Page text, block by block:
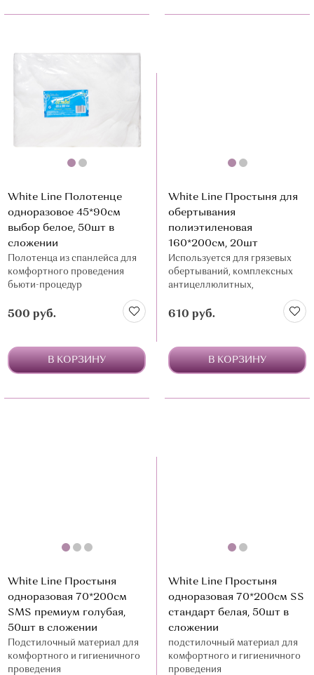
White Line Полотенце
одноразовое 45*90см
выбор белое, 50шт в
сложении
Полотенца из спанлейса для
комфортного проведения
бьюти-процедур
500 руб.
В КОРЗИНУ
White Line Простыня для
обертывания
полиэтиленовая
160*200см, 20шт
Используется для грязевых
обертываний, комплексных
антицеллюлитных,
spa-процедур
610 руб.
В КОРЗИНУ
White Line Простыня
одноразовая 70*200см
SMS премиум голубая,
50шт в сложении
Подстилочный материал для
комфортного и гигиеничного
проведения
White Line Простыня
одноразовая 70*200см SS
стандарт белая, 50шт в
сложении
подстилочный материал для
комфортного и гигиеничного
проведения